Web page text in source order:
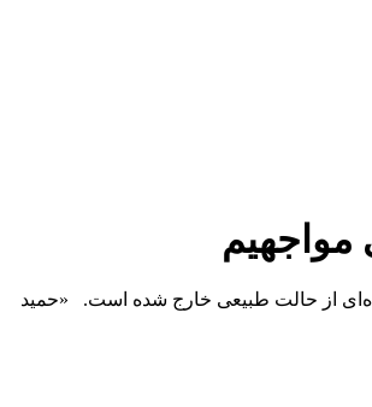
مواجهیم
از حالت طبیعی خارج شده است. «حمید